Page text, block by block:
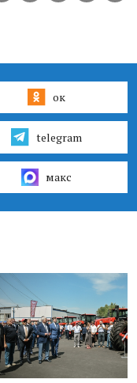
ок
telegram
макс